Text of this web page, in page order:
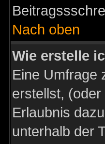
Nach oben
Wie erstelle
Eine Umfrage
erstellst,
Erlaubnis
unterhalb der